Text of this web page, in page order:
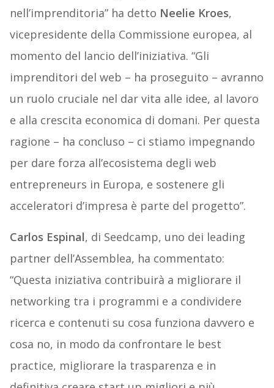
nell’imprenditoria” ha detto Neelie Kroes,
vicepresidente della Commissione europea, al
momento del lancio dell’iniziativa. “Gli
imprenditori del web – ha proseguito – avranno
un ruolo cruciale nel dar vita alle idee, al lavoro
e alla crescita economica di domani. Per questa
ragione – ha concluso – ci stiamo impegnando
per dare forza all’ecosistema degli web
entrepreneurs in Europa, e sostenere gli
acceleratori d’impresa è parte del progetto”.
Carlos Espinal, di Seedcamp, uno dei leading
partner dell’Assemblea, ha commentato:
“Questa iniziativa contribuirà a migliorare il
networking tra i programmi e a condividere
ricerca e contenuti su cosa funziona davvero e
cosa no, in modo da confrontare le best
practice, migliorare la trasparenza e in